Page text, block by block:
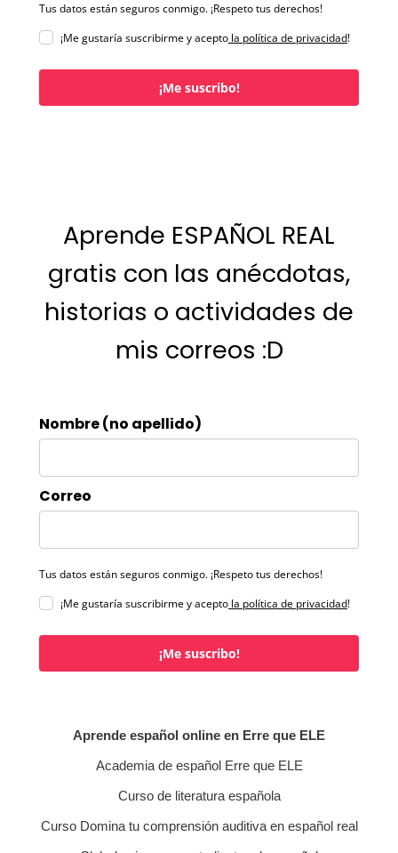
Tus datos están seguros conmigo. ¡Respeto tus derechos!
¡Me gustaría suscribirme y acepto la política de privacidad!
¡Me suscribo!
Aprende ESPAÑOL REAL
gratis con las anécdotas,
historias o actividades de
mis correos :D
Nombre (no apellido)
Correo
Tus datos están seguros conmigo. ¡Respeto tus derechos!
¡Me gustaría suscribirme y acepto la política de privacidad!
¡Me suscribo!
Aprende español online en Erre que ELE
Academia de español Erre que ELE
Curso de literatura española
Curso Domina tu comprensión auditiva en español real